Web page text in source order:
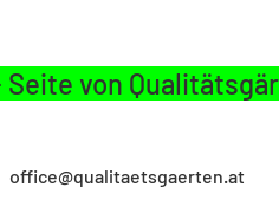
Seite von
office@qualitaetsgaerten.at